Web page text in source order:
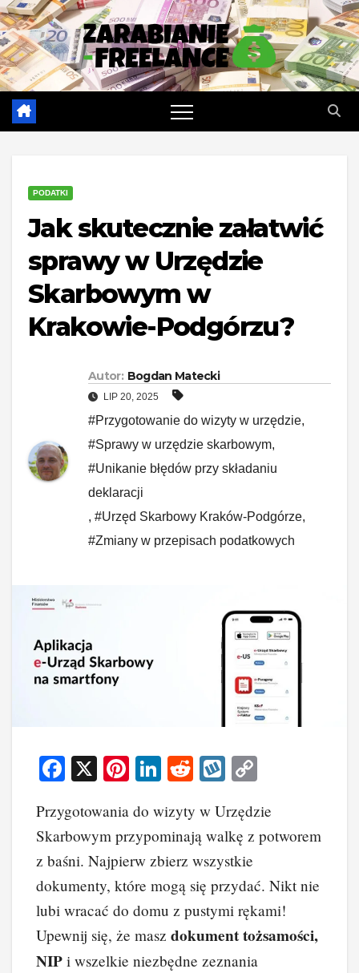
Skip
to
content
PODATKI
Jak skutecznie załatwić
sprawy w Urzędzie
Skarbowym w
Krakowie-Podgórzu?
Autor: Bogdan Matecki
LIP 20, 2025
#Przygotowanie do wizyty w urzędzie,
#Sprawy w urzędzie skarbowym,
#Unikanie błędów przy składaniu
deklaracji
, #Urzęd Skarbowy Kraków-Podgórze,
#Zmiany w przepisach podatkowych
F
c
e
b
o
o
k
X
Pi
er
e
st
Li
k
e
dI
n
R
d
di
t
W
o
p
p
y
n
k
Przygotowania do wizyty w Urzędzie
Skarbowym przypominają walkę z potworem
z baśni. Najpierw zbierz wszystkie
dokumenty, które mogą się przydać. Nikt nie
lubi wracać do domu z pustymi rękami!
Upewnij się, że masz dokument tożsamości,
NIP i wszelkie niezbędne zeznania